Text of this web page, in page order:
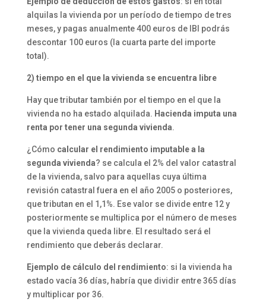
alquilas la vivienda por un período de tiempo de tres
meses, y pagas anualmente 400 euros de IBI podrás
descontar 100 euros (la cuarta parte del importe
total).
2) tiempo en el que la vivienda se encuentra libre
Hay que tributar también por el tiempo en el que la
vivienda no ha estado alquilada. Hacienda imputa una
renta por tener una segunda vivienda.
¿Cómo calcular el rendimiento imputable a la
segunda vivienda? se calcula el 2% del valor catastral
de la vivienda, salvo para aquellas cuya última
revisión catastral fuera en el año 2005 o posteriores,
que tributan en el 1,1%. Ese valor se divide entre 12 y
posteriormente se multiplica por el número de meses
que la vivienda queda libre. El resultado será el
rendimiento que deberás declarar.
Ejemplo de cálculo del rendimiento: si la vivienda ha
estado vacía 36 días, habría que dividir entre 365 días
y multiplicar por 36.